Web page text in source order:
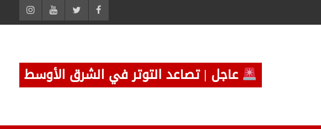
عاجل | تصاعد التوتر في الشرق الأوسط